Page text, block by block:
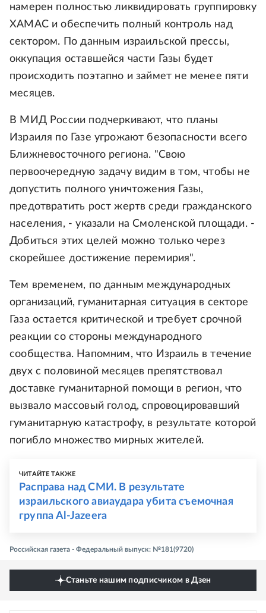
намерен полностью ликвидировать группировку
ХАМАС и обеспечить полный контроль над
сектором. По данным израильской прессы,
оккупация оставшейся части Газы будет
происходить поэтапно и займет не менее пяти
месяцев.
В МИД России подчеркивают, что планы
Израиля по Газе угрожают безопасности всего
Ближневосточного региона. "Свою
первоочередную задачу видим в том, чтобы не
допустить полного уничтожения Газы,
предотвратить рост жертв среди гражданского
населения, - указали на Смоленской площади. -
Добиться этих целей можно только через
скорейшее достижение перемирия".
Тем временем, по данным международных
организаций, гуманитарная ситуация в секторе
Газа остается критической и требует срочной
реакции со стороны международного
сообщества. Напомним, что Израиль в течение
двух с половиной месяцев препятствовал
доставке гуманитарной помощи в регион, что
вызвало массовый голод, спровоцировавший
гуманитарную катастрофу, в результате которой
погибло множество мирных жителей.
ЧИТАЙТЕ ТАКЖЕ
Расправа над СМИ. В результате
израильского авиаудара убита съемочная
группа Al-Jazeera
Российская газета - Федеральный выпуск: №181(9720)
Станьте нашим подписчиком в Дзен